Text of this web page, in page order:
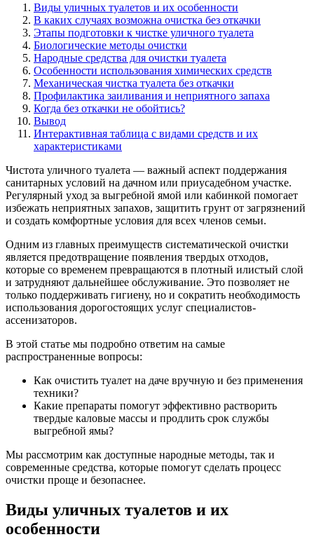
Виды уличных туалетов и их особенности
В каких случаях возможна очистка без откачки
Этапы подготовки к чистке уличного туалета
Биологические методы очистки
Народные средства для очистки туалета
Особенности использования химических средств
Механическая чистка туалета без откачки
Профилактика заиливания и неприятного запаха
Когда без откачки не обойтись?
Вывод
Интерактивная таблица с видами средств и их
характеристиками
Чистота уличного туалета — важный аспект поддержания
санитарных условий на дачном или приусадебном участке.
Регулярный уход за выгребной ямой или кабинкой помогает
избежать неприятных запахов, защитить грунт от загрязнений
и создать комфортные условия для всех членов семьи.
Одним из главных преимуществ систематической очистки
является предотвращение появления твердых отходов,
которые со временем превращаются в плотный илистый слой
и затрудняют дальнейшее обслуживание. Это позволяет не
только поддерживать гигиену, но и сократить необходимость
использования дорогостоящих услуг специалистов-
ассенизаторов.
В этой статье мы подробно ответим на самые
распространенные вопросы:
Как очистить туалет на даче вручную и без применения
техники?
Какие препараты помогут эффективно растворить
твердые каловые массы и продлить срок службы
выгребной ямы?
Мы рассмотрим как доступные народные методы, так и
современные средства, которые помогут сделать процесс
очистки проще и безопаснее.
Виды уличных туалетов и их
особенности